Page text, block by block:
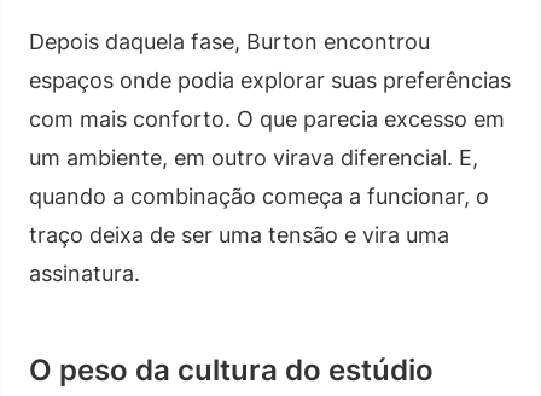
Depois daquela fase, Burton encontrou
espaços onde podia explorar suas preferências
com mais conforto. O que parecia excesso em
um ambiente, em outro virava diferencial. E,
quando a combinação começa a funcionar, o
traço deixa de ser uma tensão e vira uma
assinatura.
O peso da cultura do estúdio